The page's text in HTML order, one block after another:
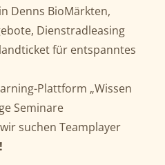
Denns BioMärkten,
Dienstradleasing
für entspanntes
Plattform „Wissen
Seminare
suchen Teamplayer